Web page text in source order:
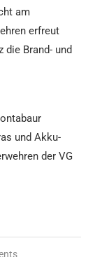
am
erfreut
die Brand- und
und Akku-
der VG